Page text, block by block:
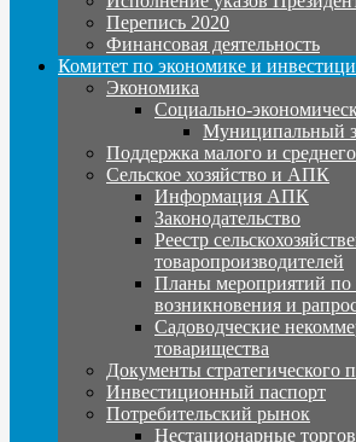
Перепись 2020
Финансовая деятельность
Комитет по экономике и
Экономика
Социально-
Муниципальный
Поддержка малого и
Сельское хозяйство и АПК
Информация АПК
Законодательство
Реестр
товаропроизводителей
Планы мероприятий
возникновения и
Садоводческие
товарищества
Документы стратегического
Инвестиционный паспорт
Потребительский рынок
Нестационарные